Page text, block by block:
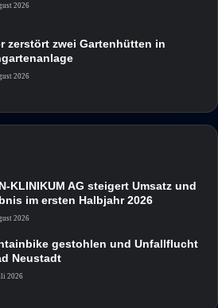
2026
zerstört zwei Gartenhütten in
2026
KLINIKUM AG steigert Umsatz und
im ersten Halbjahr 2026
2026
gestohlen und Unfallflucht
Neustadt
2026